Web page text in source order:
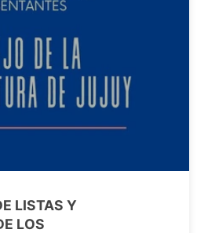
LISTAS Y
LOS